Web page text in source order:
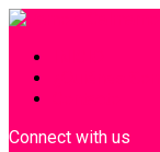
Connect with us